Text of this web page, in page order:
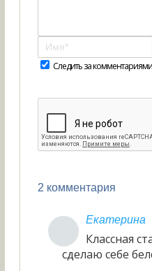
Следить за комментариями
2 комментария
Екатерина
Классная
сделаю себе